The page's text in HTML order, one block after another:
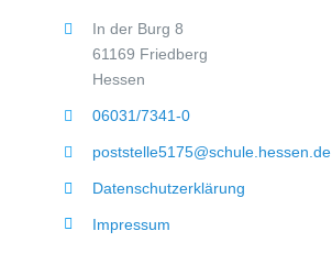
In der Burg 8
61169 Friedberg
Hessen
06031/7341-0
poststelle5175@schule.hessen.de
Datenschutzerklärung
Impressum